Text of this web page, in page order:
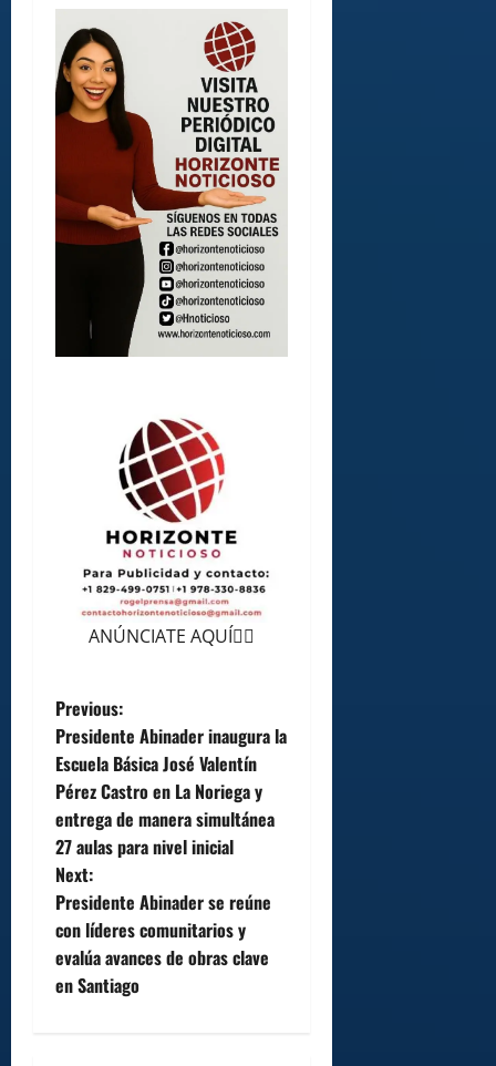
ANÚNCIATE AQUÍ👆🏻
P
o
s
t
n
a
v
Previous:
Presidente Abinader inaugura la
Escuela Básica José Valentín
Pérez Castro en La Noriega y
entrega de manera simultánea
27 aulas para nivel inicial
Next:
Presidente Abinader se reúne
con líderes comunitarios y
evalúa avances de obras clave
en Santiago